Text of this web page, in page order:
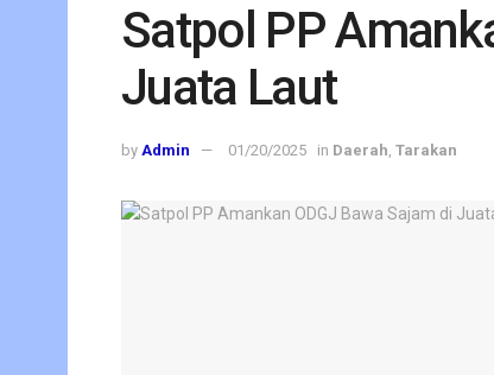
Satpol PP
Juata Laut
by Admin 01/20/2025 in Daerah Tarakan